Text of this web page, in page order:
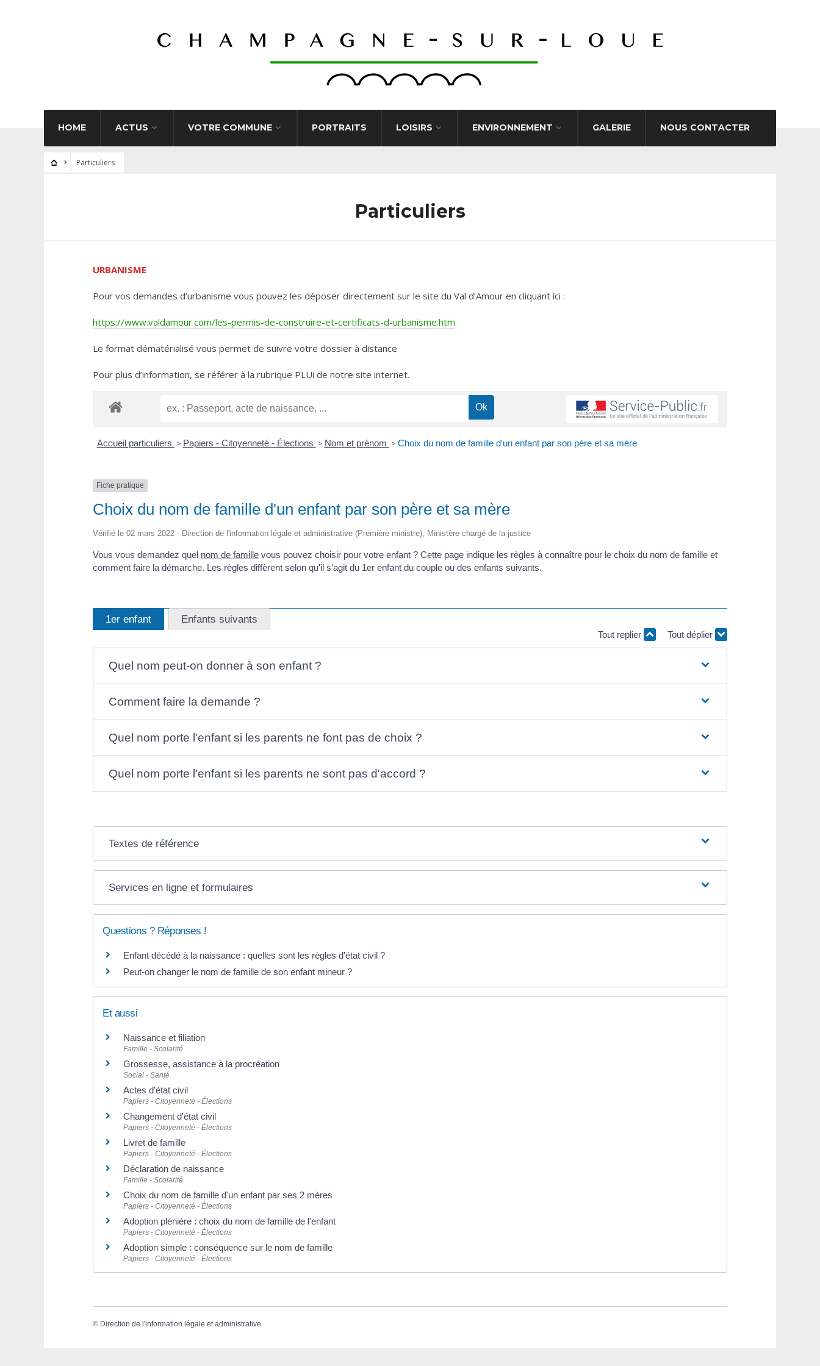
HOME ACTUS VOTRE COMMUNE PORTRAITS LOISIRS ENVIRONNEMENT GALERIE NOUS CONTACTER
Particuliers
Particuliers
URBANISME
Pour vos demandes d’urbanisme vous pouvez les déposer directement sur le site du Val d’Amour en cliquant ici :
https://www.valdamour.com/les-permis-de-construire-et-certificats-d-urbanisme.htm
Le format dématérialisé vous permet de suivre votre dossier à distance
Pour plus d’information, se référer à la rubrique PLUi de notre site internet.
Accueil particuliers > Papiers - Citoyenneté - Élections > Nom et prénom > Choix du nom de famille d'un enfant par son père et sa mère
Fiche pratique
Choix du nom de famille d'un enfant par son père et sa mère
Vérifié le 02 mars 2022 - Direction de l'information légale et administrative (Première ministre), Ministère chargé de la justice
Vous vous demandez quel nom de famille vous pouvez choisir pour votre enfant ? Cette page indique les règles à connaître pour le choix du nom de famille et
comment faire la démarche. Les règles diffèrent selon qu'il s'agit du 1er enfant du couple ou des enfants suivants.
1er enfant Enfants suivants
Tout replier Tout déplier
Quel nom peut-on donner à son enfant ?
Comment faire la demande ?
Quel nom porte l'enfant si les parents ne font pas de choix ?
Quel nom porte l'enfant si les parents ne sont pas d'accord ?
Textes de référence
Services en ligne et formulaires
Questions ? Réponses !
Enfant décédé à la naissance : quelles sont les règles d'état civil ?
Peut-on changer le nom de famille de son enfant mineur ?
Et aussi
Naissance et filiation
Famille - Scolarité
Grossesse, assistance à la procréation
Social - Santé
Actes d'état civil
Papiers - Citoyenneté - Élections
Changement d'état civil
Papiers - Citoyenneté - Élections
Livret de famille
Papiers - Citoyenneté - Élections
Déclaration de naissance
Famille - Scolarité
Choix du nom de famille d'un enfant par ses 2 mères
Papiers - Citoyenneté - Élections
Adoption plénière : choix du nom de famille de l'enfant
Papiers - Citoyenneté - Élections
Adoption simple : conséquence sur le nom de famille
Papiers - Citoyenneté - Élections
© Direction de l'information légale et administrative